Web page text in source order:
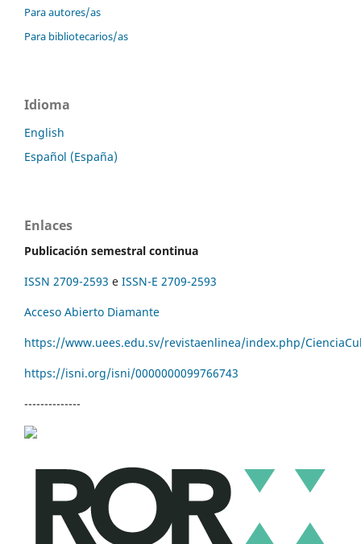
Para autores/as
Para bibliotecarios/as
Idioma
English
Español (España)
Enlaces
Publicación semestral continua
ISSN 2709-2593 e ISSN-E 2709-2593
Acceso Abierto Diamante
https://www.uees.edu.sv/revistaenlinea/index.php/
https://isni.org/isni/0000000099766743
--------------